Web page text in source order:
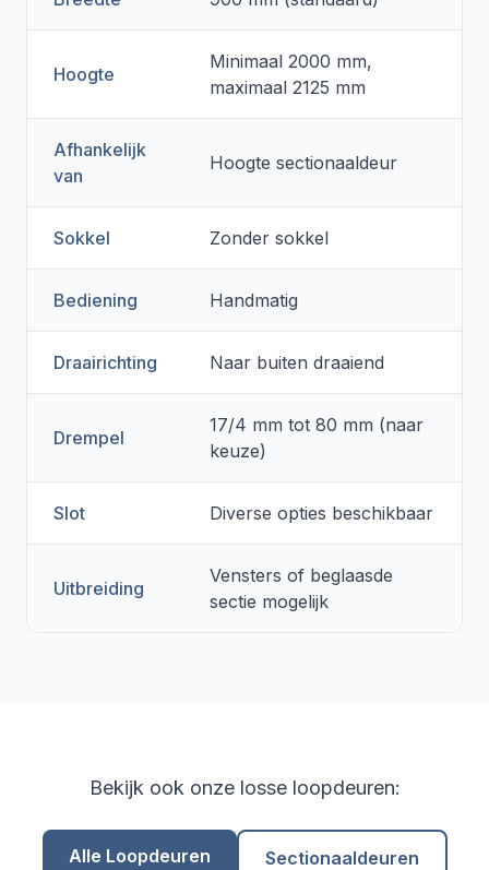
Hoogte
Minimaal 2000 mm,
maximaal 2125 mm
Afhankelijk
van
Hoogte sectionaaldeur
Sokkel Zonder sokkel
Bediening Handmatig
Draairichting Naar buiten draaiend
Drempel
17/4 mm tot 80 mm (naar
keuze)
Slot Diverse opties beschikbaar
Uitbreiding
Vensters of beglaasde
sectie mogelijk
Bekijk ook onze losse loopdeuren:
Alle Loopdeuren Sectionaaldeuren